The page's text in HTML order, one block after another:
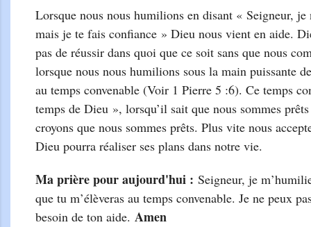
Lorsque nous nous humilions en disant « Seigneur,
mais je te fais confiance » Dieu nous vient en aide.
pas de réussir dans quoi que ce soit sans que nous
lorsque nous nous humilions sous la main puissante
au temps convenable (Voir 1 Pierre 5 :6). Ce temps
temps de Dieu », lorsqu’il sait que nous sommes
croyons que nous sommes prêts. Plus vite nous
Dieu pourra réaliser ses plans dans notre vie.
Ma prière pour aujourd'hui : Seigneur, je
que tu m’élèveras au temps convenable. Je ne peux
besoin de ton aide. Amen